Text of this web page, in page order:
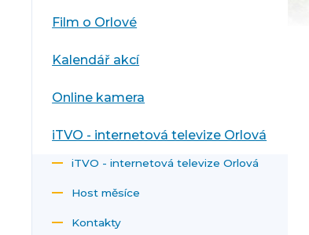
Film o Orlové
Kalendář akcí
Online kamera
iTVO - internetová televize Orlová
iTVO - internetová televize Orlová
Host měsíce
Kontakty